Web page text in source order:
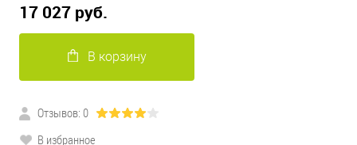
17 027 руб.
В корзину
Отзывов: 0
В избранное